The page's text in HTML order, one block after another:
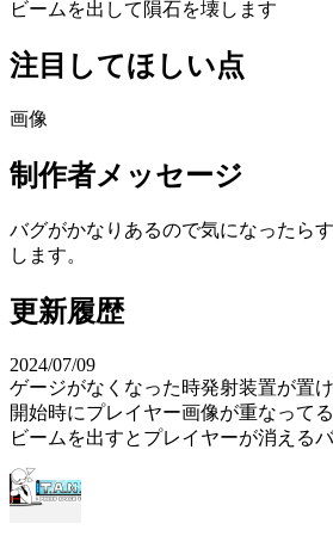
ビームを出して隕石を壊します
注目してほしい点
画像
制作者メッセージ
バグがかなりあるので気になったら
します。
更新履歴
2024/07/09
ゲージがなくなった時発射装置が置
開始時にプレイヤー画像が重なって
ビームを出すとプレイヤーが消える